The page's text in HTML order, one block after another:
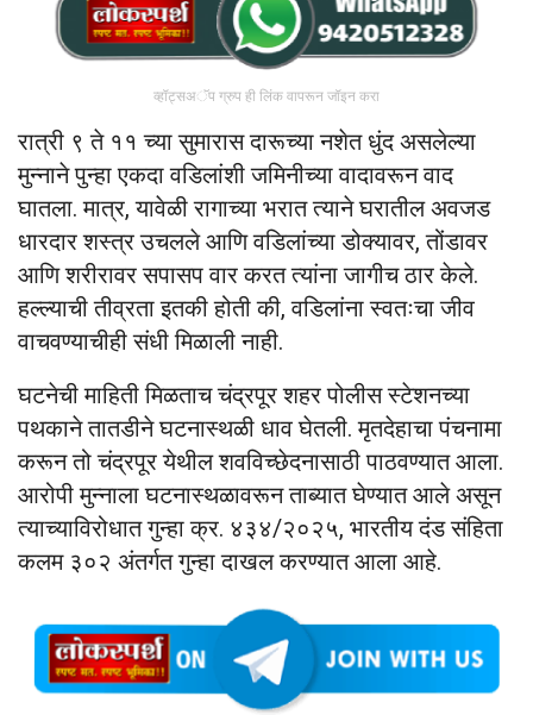
व्हॉट्सअॅप ग्रुप ही लिंक वापरून जॉइन करा
रात्री ९ ते ११ च्या सुमारास दारूच्या नशेत धुंद असलेल्या
मुन्नाने पुन्हा एकदा वडिलांशी जमिनीच्या वादावरून वाद
घातला. मात्र, यावेळी रागाच्या भरात त्याने घरातील अवजड
धारदार शस्त्र उचलले आणि वडिलांच्या डोक्यावर, तोंडावर
आणि शरीरावर सपासप वार करत त्यांना जागीच ठार केले.
हल्ल्याची तीव्रता इतकी होती की, वडिलांना स्वतःचा जीव
वाचवण्याचीही संधी मिळाली नाही.
घटनेची माहिती मिळताच चंद्रपूर शहर पोलीस स्टेशनच्या
पथकाने तातडीने घटनास्थळी धाव घेतली. मृतदेहाचा पंचनामा
करून तो चंद्रपूर येथील शवविच्छेदनासाठी पाठवण्यात आला.
आरोपी मुन्नाला घटनास्थळावरून ताब्यात घेण्यात आले असून
त्याच्याविरोधात गुन्हा क्र. ४३४/२०२५, भारतीय दंड संहिता
कलम ३०२ अंतर्गत गुन्हा दाखल करण्यात आला आहे.